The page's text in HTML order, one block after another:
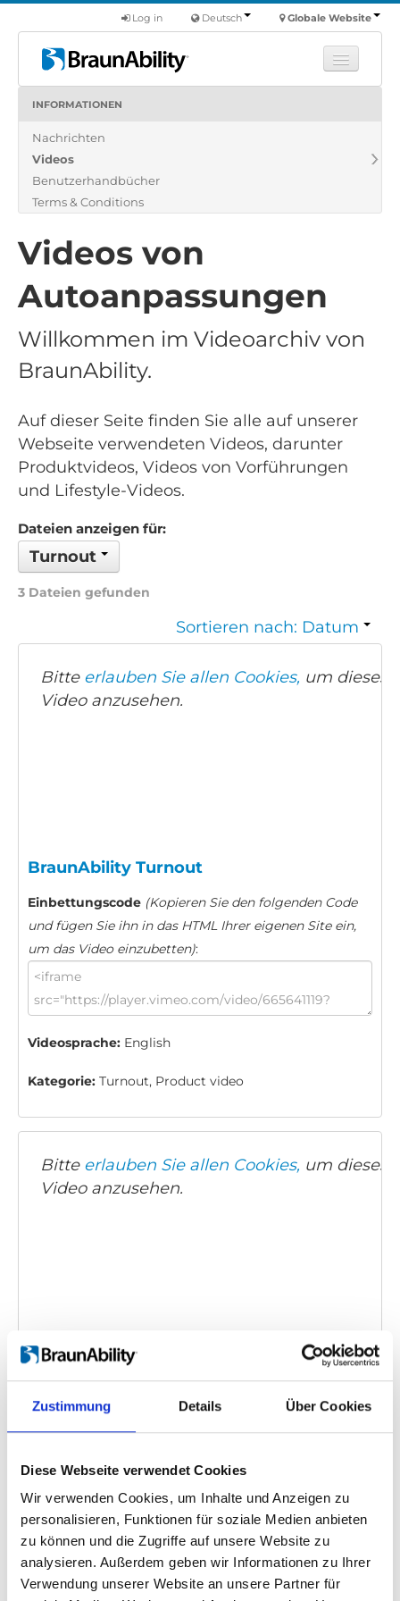
Zustimmung Details Über Cookies
Diese Webseite verwendet Cookies
Wir verwenden Cookies, um Inhalte und Anzeigen zu
personalisieren, Funktionen für soziale Medien anbieten
zu können und die Zugriffe auf unsere Website zu
analysieren. Außerdem geben wir Informationen zu Ihrer
Verwendung unserer Website an unsere Partner für
Globale Website
Deutsch
Log in
Produkte
Über uns
Finde einen Händler
INFORMATIONEN
Nachrichten
Videos
Benutzerhandbücher
Terms & Conditions
Videos von
Autoanpassungen
Willkommen im Videoarchiv von
BraunAbility.
Auf dieser Seite finden Sie alle auf unserer
Webseite verwendeten Videos, darunter
Produktvideos, Videos von Vorführungen
und Lifestyle-Videos.
Dateien anzeigen für:
Turnout
3 Dateien gefunden
Sortieren nach: Datum
Bitte erlauben Sie allen Cookies, um dieses
Video anzusehen.
BraunAbility Turnout
Einbettungscode (Kopieren Sie den folgenden Code
und fügen Sie ihn in das HTML Ihrer eigenen Site ein,
um das Video einzubetten):
Videosprache: English
Kategorie: Turnout, Product video
Bitte erlauben Sie allen Cookies, um dieses
Video anzusehen.
Turnout (Fiat 500)
und fügen Sie ihn in das HTML Ihrer eigenen Site ein,
um das Video einzubetten):
Turnout, Product video